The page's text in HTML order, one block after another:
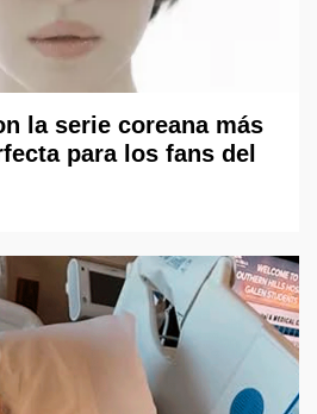
la serie coreana más
para los fans del